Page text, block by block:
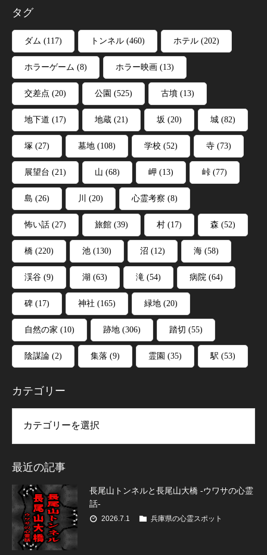
タグ
ダム (117) トンネル (460) ホテル (202)
ホラーゲーム (8) ホラー映画 (13)
交差点 (20) 公園 (525) 古墳 (13)
地下道 (17) 地蔵 (21) 坂 (20) 城 (82)
塚 (27) 墓地 (108) 学校 (52) 寺 (73)
展望台 (21) 山 (68) 岬 (13) 峠 (77)
島 (26) 川 (20) 心霊考察 (8)
怖い話 (27) 旅館 (39) 村 (17) 森 (52)
橋 (220) 池 (130) 沼 (12) 海 (58)
渓谷 (9) 湖 (63) 滝 (54) 病院 (64)
碑 (17) 神社 (165) 緑地 (20)
自然の家 (10) 跡地 (306) 踏切 (55)
陰謀論 (2) 集落 (9) 霊園 (35) 駅 (53)
カテゴリー
最近の記事
長尾山トンネルと長尾山大橋 -ウワサの心霊
話-
2026.7.1 兵庫県の心霊スポット